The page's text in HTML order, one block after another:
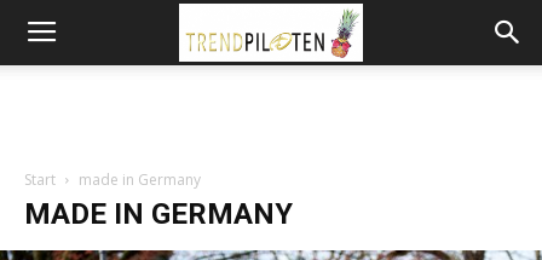
Start made in Germany
MADE IN GERMANY